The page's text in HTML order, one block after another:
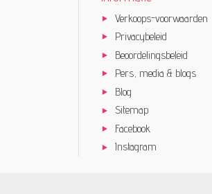
Verkoops-voorwaarden
Privacybeleid
Beoordelingsbeleid
Pers, media & blogs
Blog
Sitemap
Facebook
Instagram